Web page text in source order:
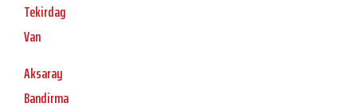
Tekirdag
Van
Aksaray
Bandirma